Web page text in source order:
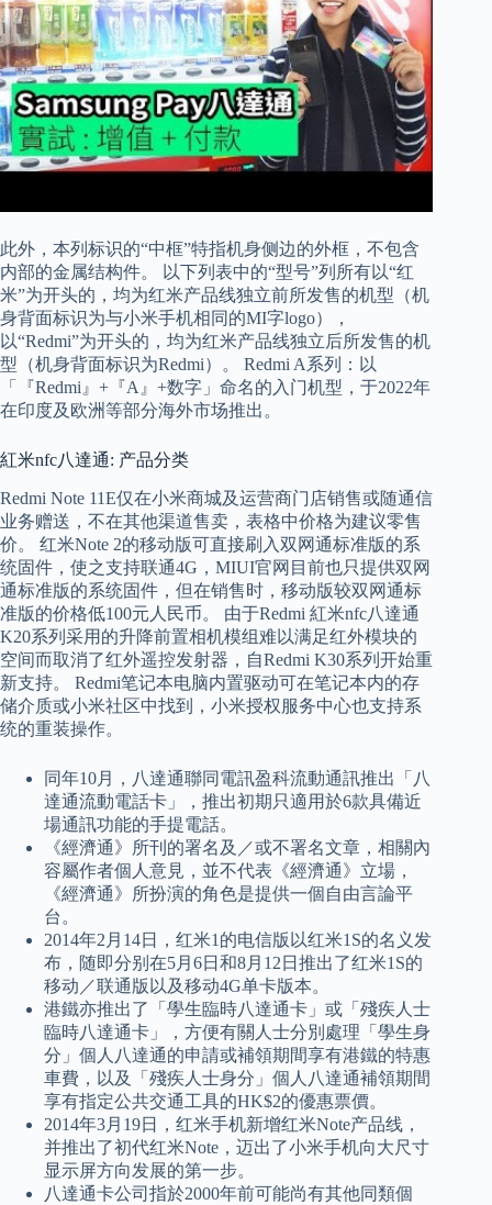
此外，本列标识的“中框”特指机身侧边的外框，不包含
内部的金属结构件。 以下列表中的“型号”列所有以“红
米”为开头的，均为红米产品线独立前所发售的机型（机
身背面标识为与小米手机相同的MI字logo），
以“Redmi”为开头的，均为红米产品线独立后所发售的机
型（机身背面标识为Redmi）。 Redmi A系列：以
「『Redmi』+『A』+数字」命名的入门机型，于2022年
在印度及欧洲等部分海外市场推出。
紅米nfc八達通: 产品分类
Redmi Note 11E仅在小米商城及运营商门店销售或随通信
业务赠送，不在其他渠道售卖，表格中价格为建议零售
价。 红米Note 2的移动版可直接刷入双网通标准版的系
统固件，使之支持联通4G，MIUI官网目前也只提供双网
通标准版的系统固件，但在销售时，移动版较双网通标
准版的价格低100元人民币。 由于Redmi 紅米nfc八達通
K20系列采用的升降前置相机模组难以满足红外模块的
空间而取消了红外遥控发射器，自Redmi K30系列开始重
新支持。 Redmi笔记本电脑内置驱动可在笔记本内的存
储介质或小米社区中找到，小米授权服务中心也支持系
统的重装操作。
同年10月，八達通聯同電訊盈科流動通訊推出「八
達通流動電話卡」，推出初期只適用於6款具備近
場通訊功能的手提電話。
《經濟通》所刊的署名及／或不署名文章，相關內
容屬作者個人意見，並不代表《經濟通》立場，
《經濟通》所扮演的角色是提供一個自由言論平
台。
2014年2月14日，红米1的电信版以红米1S的名义发
布，随即分别在5月6日和8月12日推出了红米1S的
移动／联通版以及移动4G单卡版本。
港鐵亦推出了「學生臨時八達通卡」或「殘疾人士
臨時八達通卡」，方便有關人士分別處理「學生身
分」個人八達通的申請或補領期間享有港鐵的特惠
車費，以及「殘疾人士身分」個人八達通補領期間
享有指定公共交通工具的HK$2的優惠票價。
2014年3月19日，红米手机新增红米Note产品线，
并推出了初代红米Note，迈出了小米手机向大尺寸
显示屏方向发展的第一步。
八達通卡公司指於2000年前可能尚有其他同類個